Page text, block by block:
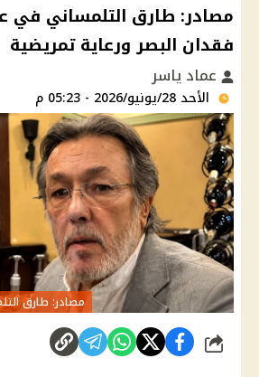
مصادر: طارق التلمساني في
فقدان البصر ورعاية تمريضية
عماد ياسر
الأحد 28/يونيو/2026 - 05:23 م
مصادر: طارق
شارك